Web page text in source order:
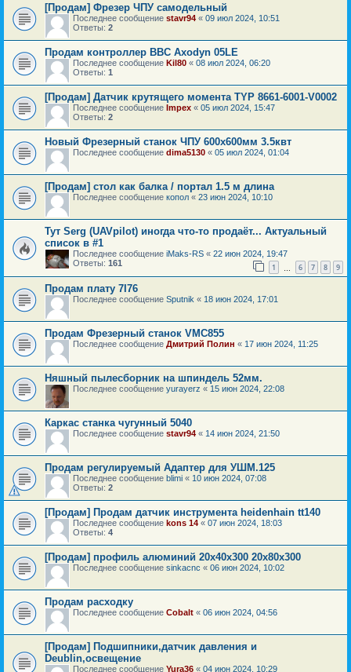
[Продам] Фрезер ЧПУ самодельный
Последнее сообщение stavr94 « 09 июл 2024, 10:51
Ответы: 2
Продам контроллер BBC Axodyn 05LE
Последнее сообщение Kil80 « 08 июл 2024, 06:20
Ответы: 1
[Продам] Датчик крутящего момента TYP 8661-6001-V0002
Последнее сообщение Impex « 05 июл 2024, 15:47
Ответы: 2
Новый Фрезерный станок ЧПУ 600х600мм 3.5квт
Последнее сообщение dima5130 « 05 июл 2024, 01:04
[Продам] стол как балка / портал 1.5 м длина
Последнее сообщение копол « 23 июн 2024, 10:10
Тут Serg (UAVpilot) иногда что-то продаёт... Актуальный
список в #1
Последнее сообщение iMaks-RS « 22 июн 2024, 19:47
Ответы: 161 1 6 7 8 9
Продам плату 7I76
Последнее сообщение Sputnik « 18 июн 2024, 17:01
Продам Фрезерный станок VMC855
Последнее сообщение Дмитрий Полин « 17 июн 2024, 11:25
Няшный пылесборник на шпиндель 52мм.
Последнее сообщение yurayerz « 15 июн 2024, 22:08
Каркас станка чугунный 5040
Последнее сообщение stavr94 « 14 июн 2024, 21:50
Продам регулируемый Адаптер для УШМ.125
Последнее сообщение blimi « 10 июн 2024, 07:08
Ответы: 2
[Продам] Продам датчик инструмента heidenhain tt140
Последнее сообщение kons 14 « 07 июн 2024, 18:03
Ответы: 4
[Продам] профиль алюминий 20х40х300 20х80х300
Последнее сообщение sinkacnc « 06 июн 2024, 10:02
Продам расходку
Последнее сообщение Cobalt « 06 июн 2024, 04:56
[Продам] Подшипники,датчик давления и
Deublin,освещение
Последнее сообщение Yura36 « 04 июн 2024, 10:29